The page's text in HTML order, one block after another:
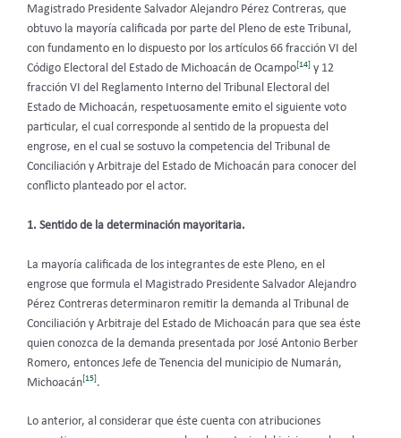
Magistrado Presidente Salvador Alejandro Pérez Contreras, que
obtuvo la mayoría calificada por parte del Pleno de este Tribunal,
con fundamento en lo dispuesto por los artículos 66 fracción VI del
Código Electoral del Estado de Michoacán de Ocampo[14] y 12
fracción VI del Reglamento Interno del Tribunal Electoral del
Estado de Michoacán, respetuosamente emito el siguiente voto
particular, el cual corresponde al sentido de la propuesta del
engrose, en el cual se sostuvo la competencia del Tribunal de
Conciliación y Arbitraje del Estado de Michoacán para conocer del
conflicto planteado por el actor.
1. Sentido de la determinación mayoritaria.
La mayoría calificada de los integrantes de este Pleno, en el
engrose que formula el Magistrado Presidente Salvador Alejandro
Pérez Contreras determinaron remitir la demanda al Tribunal de
Conciliación y Arbitraje del Estado de Michoacán para que sea éste
quien conozca de la demanda presentada por José Antonio Berber
Romero, entonces Jefe de Tenencia del municipio de Numarán,
Michoacán [15] .
Lo anterior, al considerar que éste cuenta con atribuciones